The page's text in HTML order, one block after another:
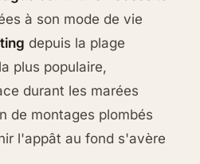
à son mode de vie
depuis la plage
plus populaire,
durant les marées
de montages plombés
l'appât au fond s'avère